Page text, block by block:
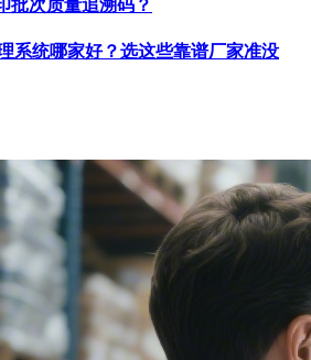
批次质量追溯码？
系统哪家好？选这些靠谱厂家准没